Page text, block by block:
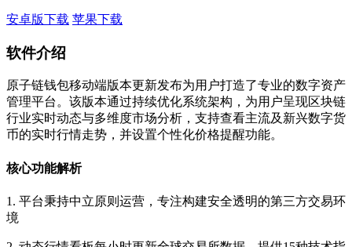
安卓版下载 苹果下载
软件介绍
原子链钱包移动端版本更新发布为用户打造了专业的数字资产
管理平台。该版本通过持续优化系统架构，为用户呈现区块链
行业实时动态与多维度市场分析，支持查看主流及新兴数字货
币的实时行情走势，并设置个性化价格提醒功能。
核心功能解析
1. 平台秉持中立原则运营，专注构建安全透明的第三方交易环
境